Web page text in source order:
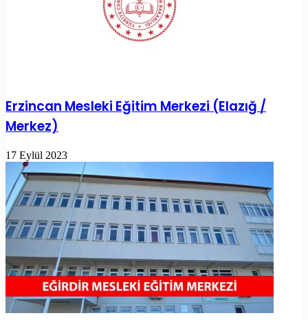
Erzincan Mesleki Eğitim Merkezi (Elazığ /
Merkez)
17 Eylül 2023